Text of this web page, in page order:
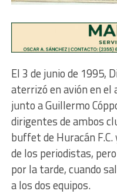
El 3 de junio de 1995,
aterrizó en avión en el
junto a Guillermo
dirigentes de ambos
buffet de Huracán
de los periodistas,
por la tarde, cuando
a los dos equipos.